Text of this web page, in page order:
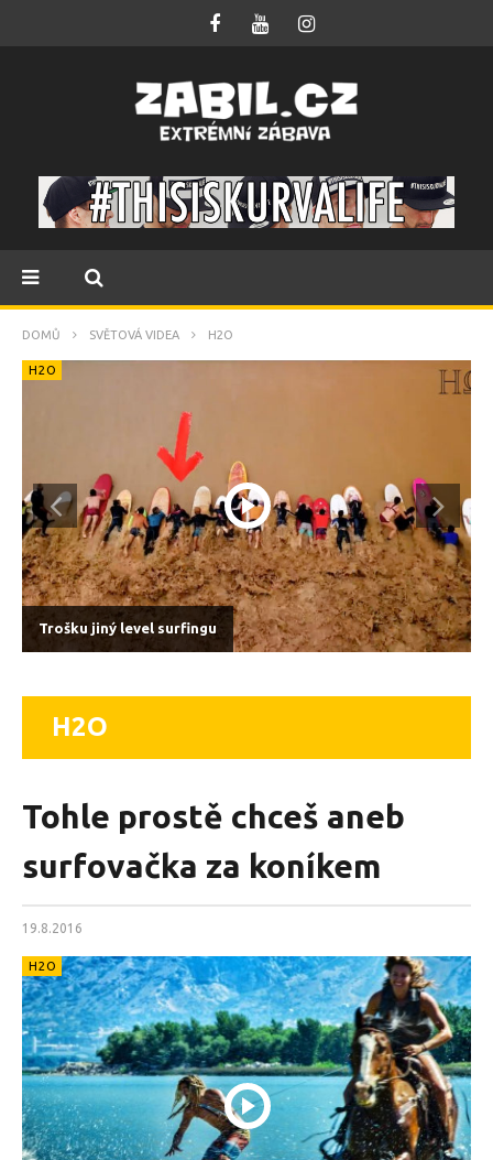
DOMŮ SVĚTOVÁ VIDEA H2O
H2O
Trošku jiný level surfingu
H2O
Tohle prostě chceš aneb
surfovačka za koníkem
19.8.2016
H2O